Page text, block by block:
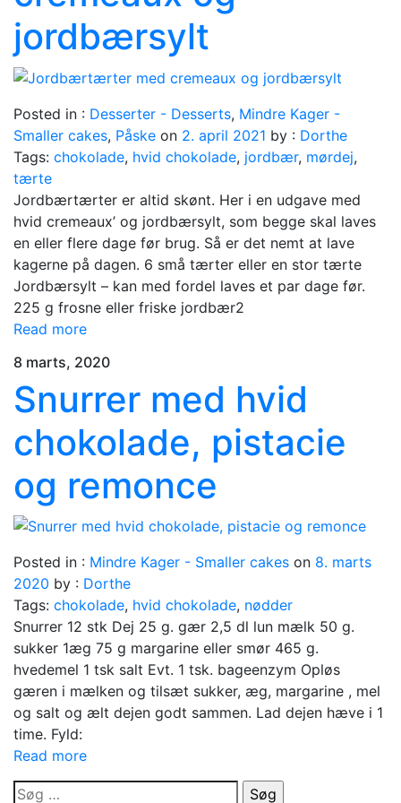
jordbærsylt
Posted in : Desserter - Desserts, Mindre Kager -
Smaller cakes, Påske on 2. april 2021 by : Dorthe
Tags: chokolade, hvid chokolade, jordbær, mørdej,
tærte
Jordbærtærter er altid skønt. Her i en udgave med
hvid cremeaux’ og jordbærsylt, som begge skal laves
en eller flere dage før brug. Så er det nemt at lave
kagerne på dagen. 6 små tærter eller en stor tærte
Jordbærsylt – kan med fordel laves et par dage før.
225 g frosne eller friske jordbær2
Read more
8 marts, 2020
Snurrer med hvid
chokolade, pistacie
og remonce
Posted in : Mindre Kager - Smaller cakes on 8. marts
2020 by : Dorthe
Tags: chokolade, hvid chokolade, nødder
Snurrer 12 stk Dej 25 g. gær 2,5 dl lun mælk 50 g.
sukker 1æg 75 g margarine eller smør 465 g.
hvedemel 1 tsk salt Evt. 1 tsk. bageenzym Opløs
gæren i mælken og tilsæt sukker, æg, margarine , mel
og salt og ælt dejen godt sammen. Lad dejen hæve i 1
time. Fyld:
Read more
Søg